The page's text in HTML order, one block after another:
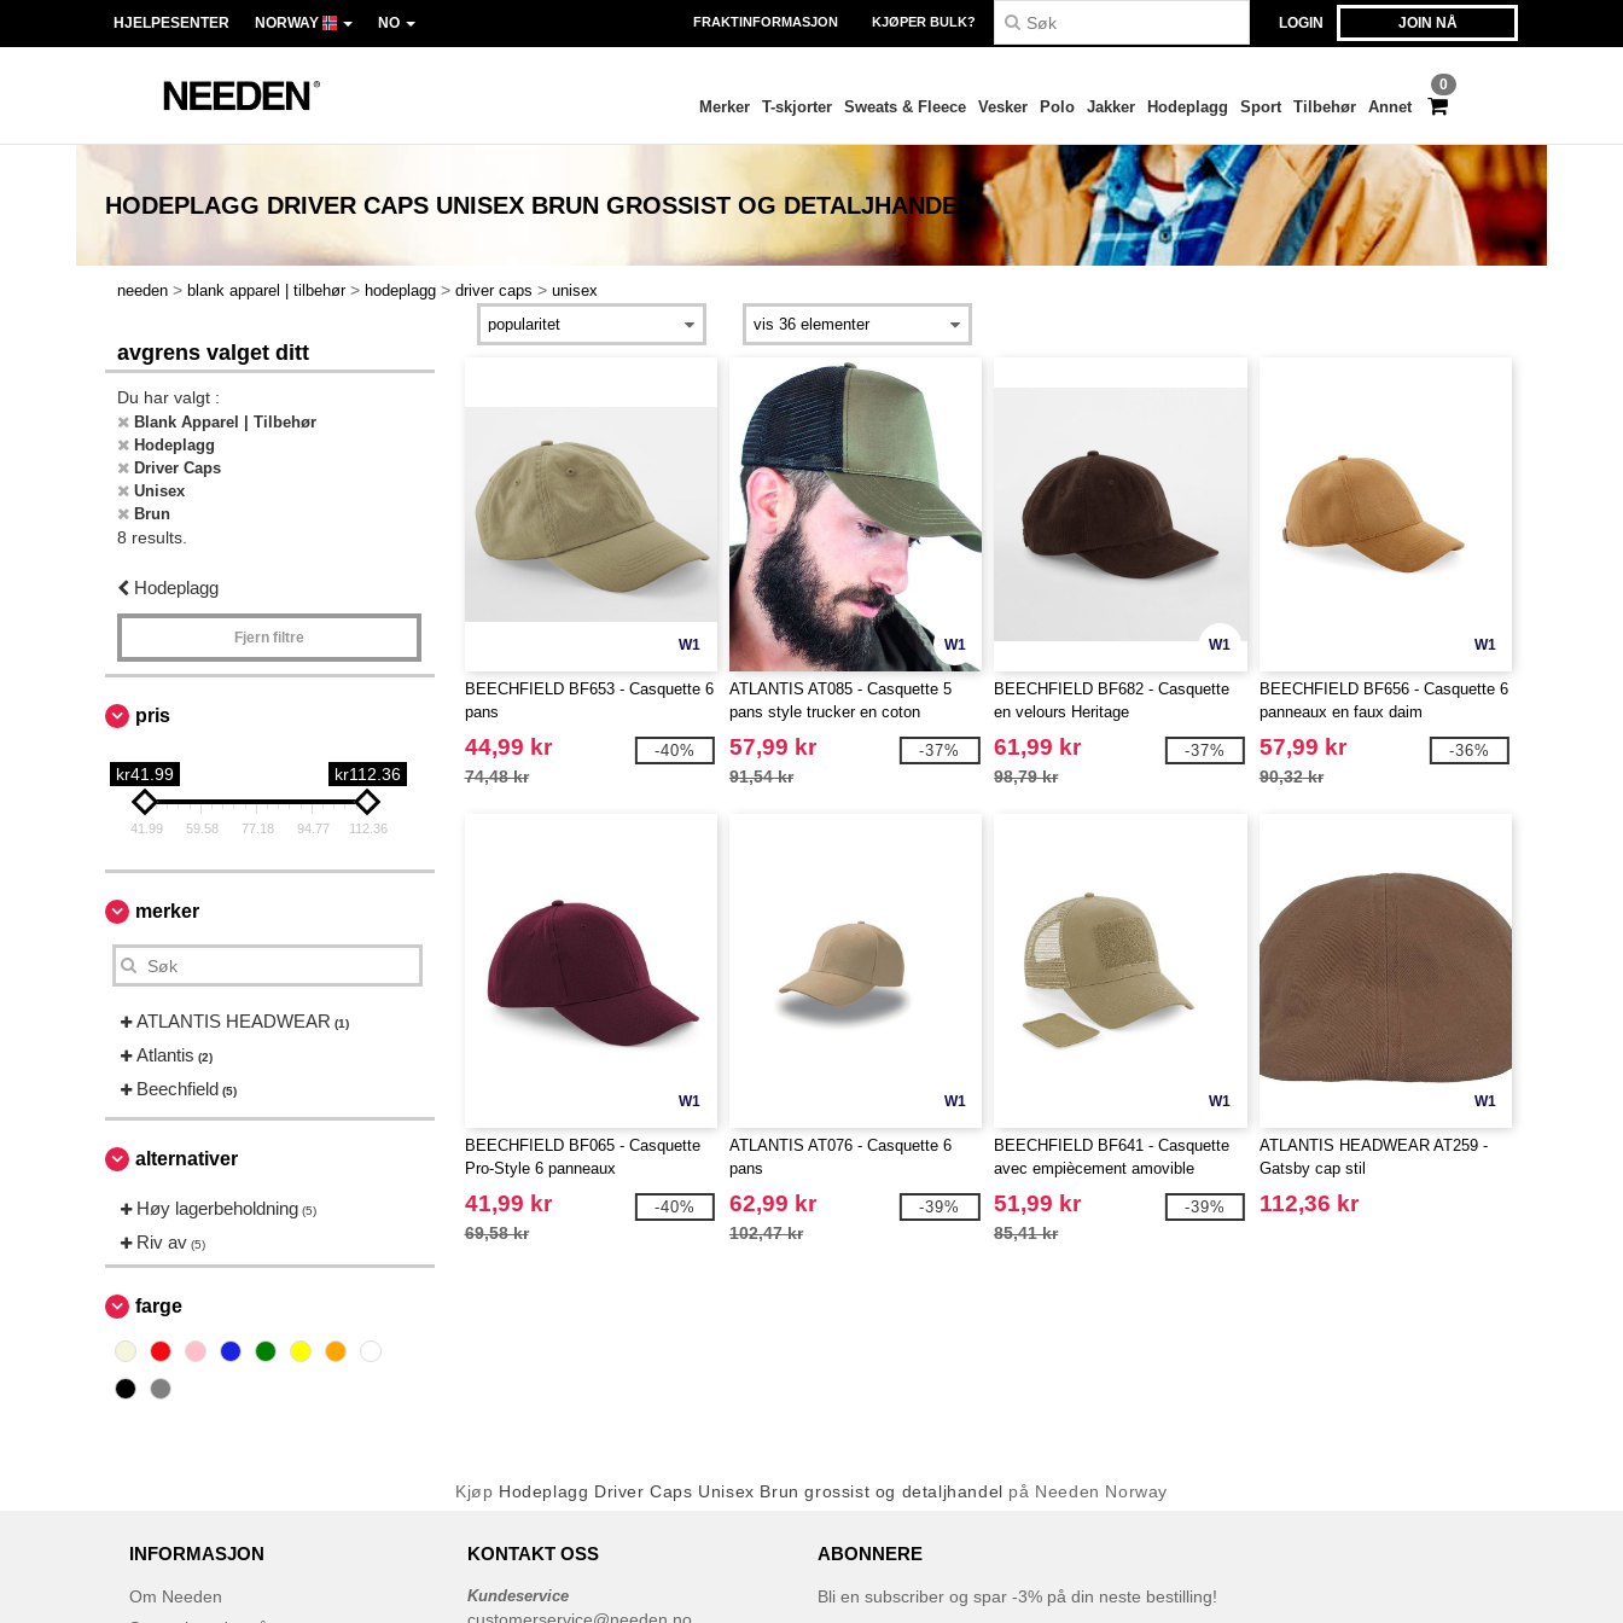
LOGIN JOIN NÅ
HJELPESENTER NORWAY NO FRAKTINFORMASJON KJØPER BULK?
0
Merker T-skjorter Sweats & Fleece Vesker Polo Jakker Hodeplagg Sport Tilbehør Annet
HODEPLAGG DRIVER CAPS UNISEX BRUN GROSSIST OG DETALJHANDEL
needen > blank apparel | tilbehør > hodeplagg > driver caps > unisex
avgrens valget ditt
Du har valgt :
Blank Apparel | Tilbehør
Hodeplagg
Driver Caps
Unisex
Brun
8 results.
Hodeplagg
Fjern filtre
pris
kr41.99 kr112.36
41.99 59.58 77.18 94.77 112.36
merker
ATLANTIS HEADWEAR (1)
Atlantis (2)
Beechfield (5)
alternativer
Høy lagerbeholdning (5)
Riv av (5)
farge
W1
BEECHFIELD BF653 - Casquette 6
pans
44,99 kr
74,48 kr
-40%
W1
ATLANTIS AT085 - Casquette 5
pans style trucker en coton
57,99 kr
91,54 kr
-37%
W1
BEECHFIELD BF682 - Casquette
en velours Heritage
61,99 kr
98,79 kr
-37%
W1
BEECHFIELD BF656 - Casquette 6
panneaux en faux daim
57,99 kr
90,32 kr
-36%
W1
BEECHFIELD BF065 - Casquette
Pro-Style 6 panneaux
41,99 kr
69,58 kr
-40%
W1
ATLANTIS AT076 - Casquette 6
pans
62,99 kr
102,47 kr
-39%
W1
BEECHFIELD BF641 - Casquette
avec empiècement amovible
51,99 kr
85,41 kr
-39%
W1
ATLANTIS HEADWEAR AT259 -
Gatsby cap stil
112,36 kr
Kjøp Hodeplagg Driver Caps Unisex Brun grossist og detaljhandel på Needen Norway
INFORMASJON
Om Needen
KONTAKT OSS
Kundeservice
ABONNERE
Bli en subscriber og spar -3% på din neste bestilling!